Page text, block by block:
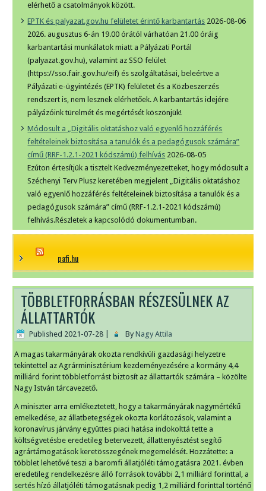
elérhető a csatolmányok között.
EPTK és palyazat.gov.hu felületet érintő karbantartás 2026-08-06
2026. augusztus 6-án 19.00 órától várhatóan 21.00 óráig
karbantartási munkálatok miatt a Pályázati Portál
(palyazat.gov.hu), valamint az SSO felület
(https://sso.fair.gov.hu/eif) és szolgáltatásai, beleértve a
Pályázati e-ügyintézés (EPTK) felületet és a Közbeszerzés
rendszert is, nem lesznek elérhetőek. A karbantartás idejére
pályázóink türelmét és megértését köszönjük!
Módosult a „Digitális oktatáshoz való egyenlő hozzáférés
feltételeinek biztosítása a tanulók és a pedagógusok számára”
című (RRF-1.2.1-2021 kódszámú) felhívás 2026-08-05
Ezúton értesítjük a tisztelt Kedvezményezetteket, hogy módosult a
Széchenyi Terv Plusz keretében megjelent „Digitális oktatáshoz
való egyenlő hozzáférés feltételeinek biztosítása a tanulók és a
pedagógusok számára” című (RRF-1.2.1-2021 kódszámú)
felhívás.Részletek a kapcsolódó dokumentumban.
pafi.hu
TÖBBLETFORRÁSBAN RÉSZESÜLNEK AZ
ÁLLATTARTÓK
Published 2021-07-28 By Nagy Attila
A magas takarmányárak okozta rendkívüli gazdasági helyzetre
tekintettel az Agrárminisztérium kezdeményezésére a kormány 4,4
milliárd forint többletforrást biztosít az állattartók számára – közölte
Nagy István tárcavezető.
A miniszter arra emlékeztetett, hogy a takarmányárak nagymértékű
emelkedése, az állatbetegségek okozta korlátozások, valamint a
koronavírus járvány együttes piaci hatása indokolttá tette a
költségvetésbe eredetileg betervezett, állattenyésztést segítő
agrártámogatások keretösszegének megemelését. Hozzátette: a
többlet lehetővé teszi a baromfi állatjóléti támogatásra 2021. évben
eredetileg rendelkezésre álló források további 2,1 milliárd forinttal, a
sertés hízó állatjóléti támogatásnak pedig 1,2 milliárd forinttal történő